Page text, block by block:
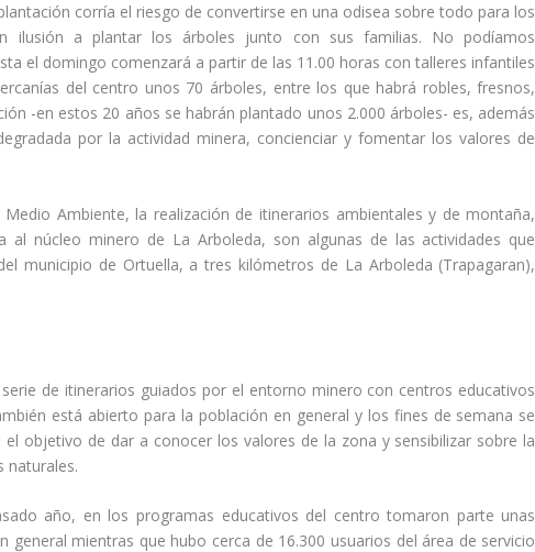
corrí­a el riesgo de convertirse en una odisea sobre todo para los
ilusión a plantar los árboles junto con sus familias. No podí­amos
el domingo comenzará a partir de las 11.00 horas con talleres infantiles
del centro unos 70 árboles, entre los que habrá robles, fresnos,
-en estos 20 años se habrán plantado unos 2.000 árboles- es, además
por la actividad minera, concienciar y fomentar los valores de
Ambiente, la realización de itinerarios ambientales y de montaña,
núcleo minero de La Arboleda, son algunas de las actividades que
municipio de Ortuella, a tres kilómetros de La Arboleda (Trapagaran),
de itinerarios guiados por el entorno minero con centros educativos
está abierto para la población en general y los fines de semana se
objetivo de dar a conocer los valores de la zona y sensibilizar sobre la
naturales.
año, en los programas educativos del centro tomaron parte unas
general mientras que hubo cerca de 16.300 usuarios del área de servicio